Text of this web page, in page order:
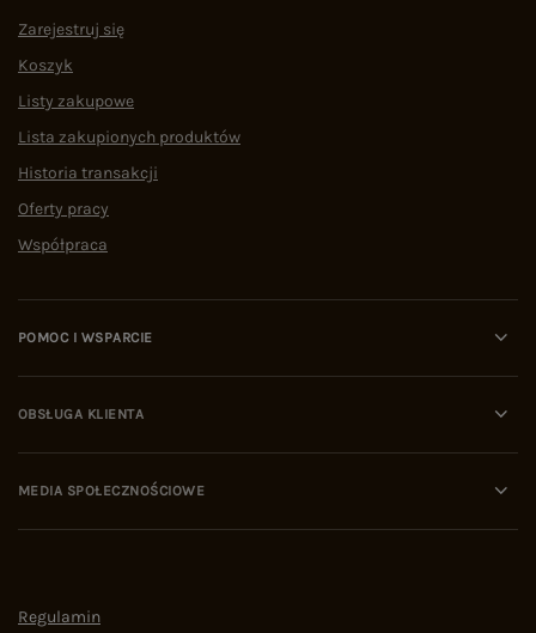
Zarejestruj się
Koszyk
Listy zakupowe
Lista zakupionych produktów
Historia transakcji
Oferty pracy
Współpraca
POMOC I WSPARCIE
OBSŁUGA KLIENTA
MEDIA SPOŁECZNOŚCIOWE
Regulamin